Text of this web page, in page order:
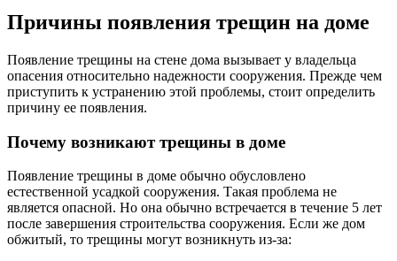
Причины появления трещин на доме
Появление трещины на стене дома вызывает у владельца
опасения относительно надежности сооружения. Прежде чем
приступить к устранению этой проблемы, стоит определить
причину ее появления.
Почему возникают трещины в доме
Появление трещины в доме обычно обусловлено
естественной усадкой сооружения. Такая проблема не
является опасной. Но она обычно встречается в течение 5 лет
после завершения строительства сооружения. Если же дом
обжитый, то трещины могут возникнуть из-за: